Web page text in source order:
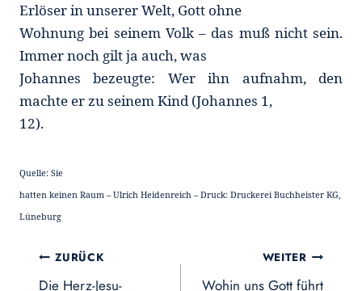
Erlöser in unserer Welt, Gott ohne
Wohnung bei seinem Volk – das muß nicht sein.
Immer noch gilt ja auch, was
Johannes bezeugte: Wer ihn aufnahm, den
machte er zu seinem Kind (Johannes 1,
12).
Quelle: Sie
hatten keinen Raum – Ulrich Heidenreich – Druck: Druckerei Buchheister KG,
Lüneburg
Beitragsnavigation
ZURÜCK
Die Herz-Jesu-
WEITER
Wohin uns Gott führt